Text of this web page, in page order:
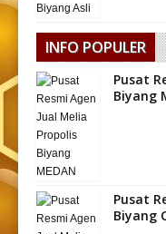
INFO POPULER
Pusat
Biyang
Pusat
Biyang